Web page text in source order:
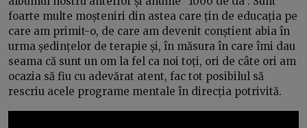
foarte multe moșteniri din astea care țin de educația pe
care am primit-o, de care am devenit conștient abia în
urma ședințelor de terapie și, în măsura în care îmi dau
seama că sunt un om la fel ca noi toți, ori de câte ori am
ocazia să fiu cu adevărat atent, fac tot posibilul să
rescriu acele programe mentale în direcția potrivită.